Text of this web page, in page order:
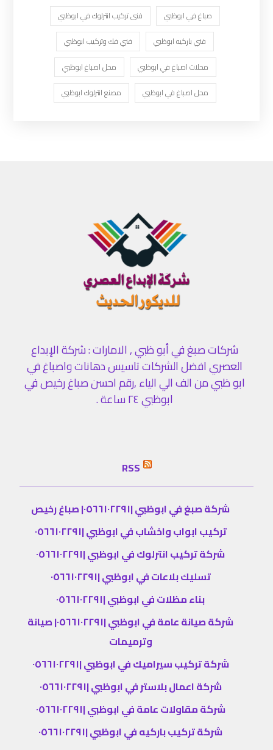
صباغ في ابوظبي
فنى تركيب انترلوك في ابوظبي
فني باركيه ابوظبي
فني فك وتركيب ابوظبي
محلات اصباغ في ابوظبي
محل اصباغ ابوظبي
محل اصباغ في ابوظبي
مصنع انترلوك ابوظبي
شركات صبغ في أبو ظبي , الامارات : شركة الإبداع
العصري افضل الشركات تاسيس دهانات واصباغ في
ابو ظبي من الف الي الياء ,رقم احسن صباغ رخيص في
ابوظبي ٢٤ ساعة .
RSS
شركة صبغ في ابوظبي |٠٥٦٦١٠٢٢٩١| صباغ رخيص
تركيب ابواب واخشاب في ابوظبي |٠٥٦٦١٠٢٢٩١
شركة تركيب انترلوك في ابوظبي |٠٥٦٦١٠٢٢٩١
تسليك بلاعات في ابوظبي |٠٥٦٦١٠٢٢٩١
بناء مظلات في ابوظبي |٠٥٦٦١٠٢٢٩١
شركة صيانة عامة في ابوظبي |٠٥٦٦١٠٢٢٩١| صيانة
وترميمات
شركة تركيب سيراميك في ابوظبي |٠٥٦٦١٠٢٢٩١
شركة اعمال بلاستر في ابوظبي |٠٥٦٦١٠٢٢٩١
شركة مقاولات عامة في ابوظبي |٠٥٦٦١٠٢٢٩١
شركة تركيب باركيه في ابوظبي |٠٥٦٦١٠٢٢٩١